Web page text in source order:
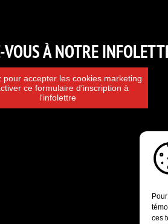
ces
À NOTRE
pour accepter les cookies marketing
ce formulaire d’inscription à
l'infolettre